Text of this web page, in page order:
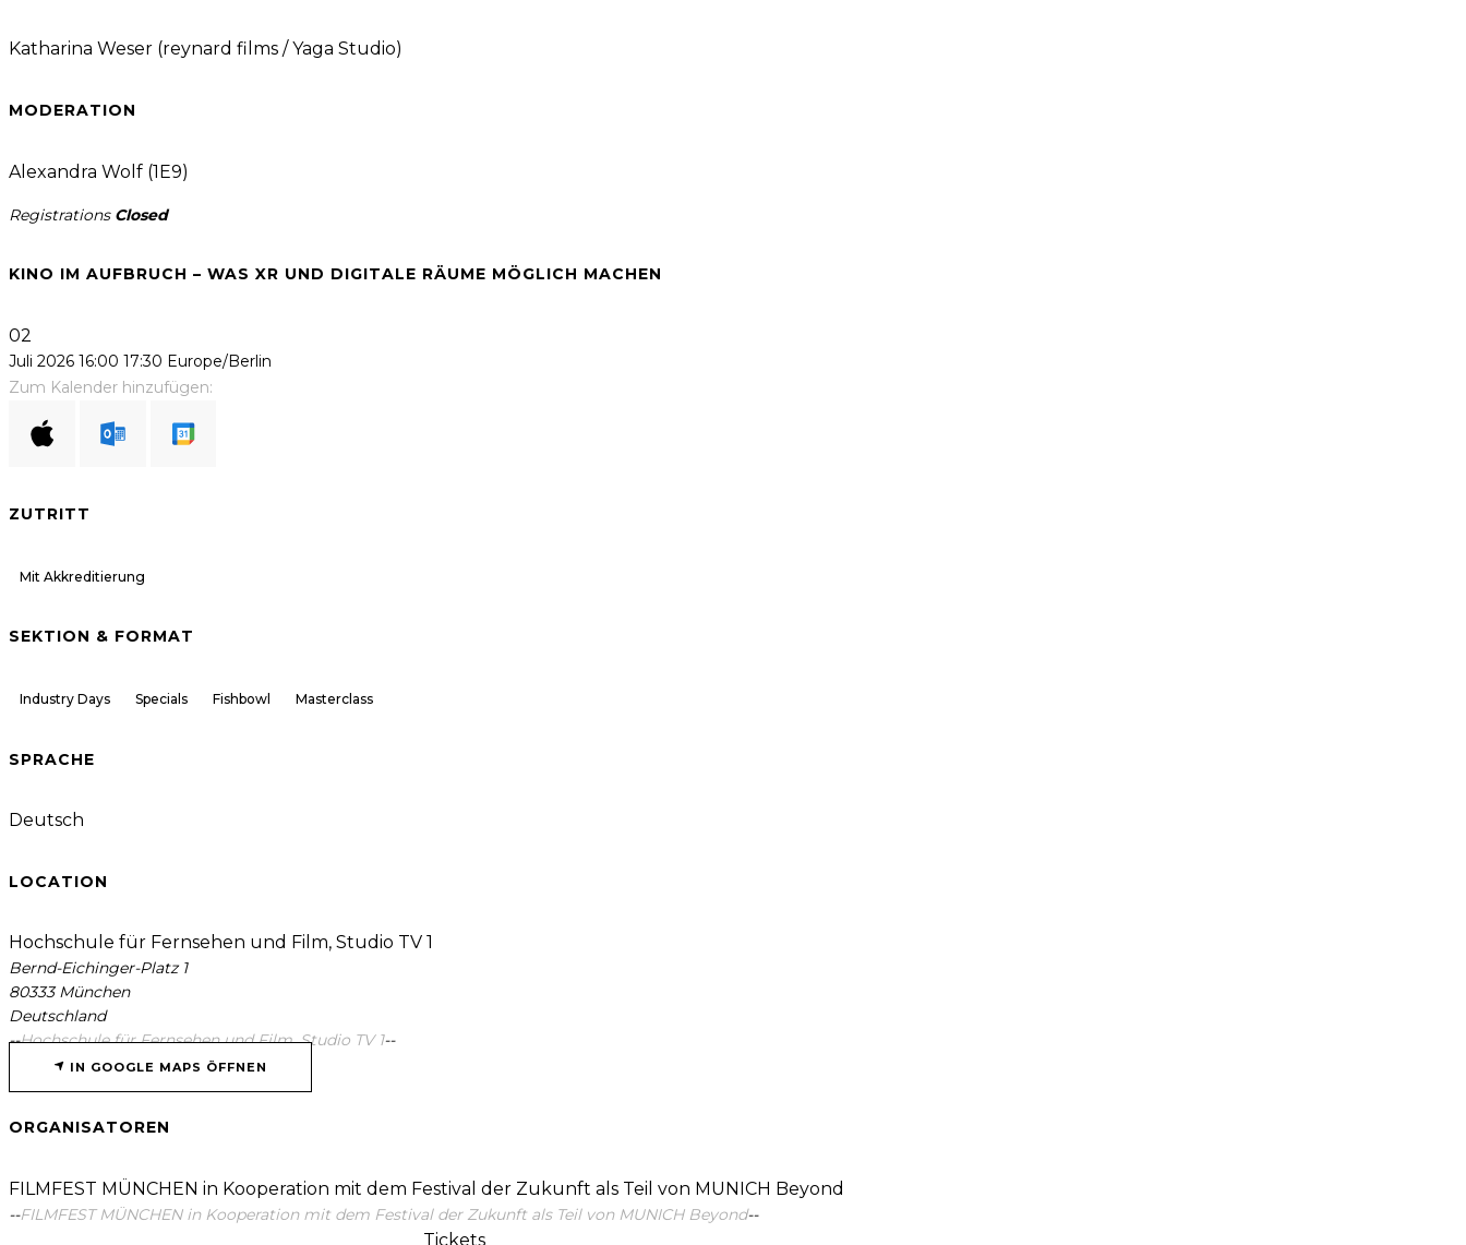
Katharina Weser (reynard films / Yaga Studio)
MODERATION
Alexandra Wolf (1E9)
Registrations Closed
KINO IM AUFBRUCH – WAS XR UND DIGITALE RÄUME MÖGLICH MACHEN
02
Juli 2026 16:00 17:30 Europe/Berlin
Zum Kalender hinzufügen:
ZUTRITT
Mit Akkreditierung
SEKTION & FORMAT
Industry Days Specials Fishbowl Masterclass
SPRACHE
Deutsch
LOCATION
Hochschule für Fernsehen und Film, Studio TV 1
Bernd-Eichinger-Platz 1
80333 München
Deutschland
--Hochschule für Fernsehen und Film, Studio TV 1--
IN GOOGLE MAPS ÖFFNEN
ORGANISATOREN
FILMFEST MÜNCHEN in Kooperation mit dem Festival der Zukunft als Teil von MUNICH Beyond
--FILMFEST MÜNCHEN in Kooperation mit dem Festival der Zukunft als Teil von MUNICH Beyond--
Tickets